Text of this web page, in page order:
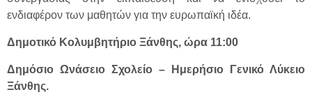
ενδιαφέρον των μαθητών για την ευρωπαϊκή ιδέα.
Δημοτικό Κολυμβητήριο Ξάνθης, ώρα 11:00
Δημόσιο Ωνάσειο Σχολείο – Ημερήσιο Γενικό Λύκειο
Ξάνθης.